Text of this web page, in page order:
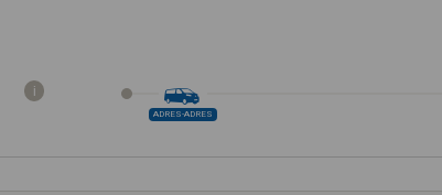
ADRES-ADRES